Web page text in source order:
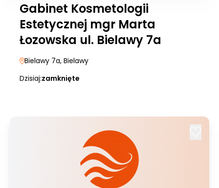
Gabinet Kosmetologii
Estetycznej mgr Marta
Łozowska ul. Bielawy 7a
Bielawy 7a, Bielawy
Dzisiaj:zamknięte